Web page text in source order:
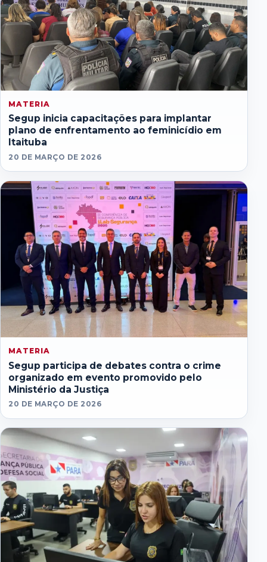
MATERIA
Segup inicia capacitações para implantar
plano de enfrentamento ao feminicídio em
Itaituba
20 DE MARÇO DE 2026
MATERIA
Segup participa de debates contra o crime
organizado em evento promovido pelo
Ministério da Justiça
20 DE MARÇO DE 2026